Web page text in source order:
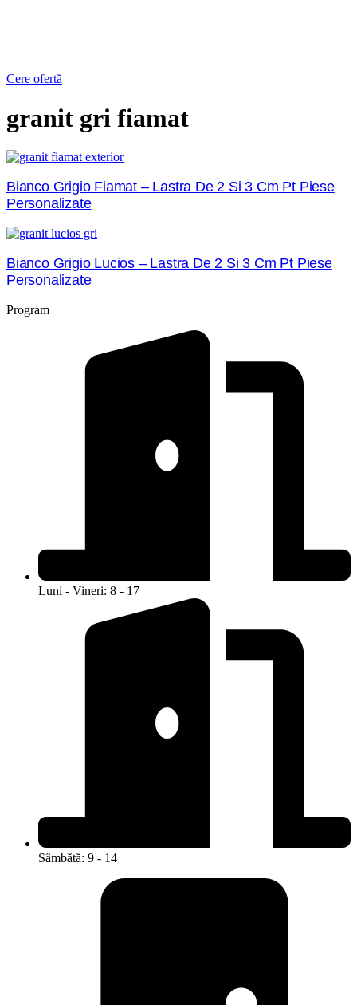
Cere ofertă
granit gri fiamat
Bianco Grigio Fiamat – Lastra De 2 Si 3 Cm Pt Piese
Personalizate
Bianco Grigio Lucios – Lastra De 2 Si 3 Cm Pt Piese
Personalizate
Program
Luni - Vineri: 8 - 17
Sâmbătă: 9 - 14